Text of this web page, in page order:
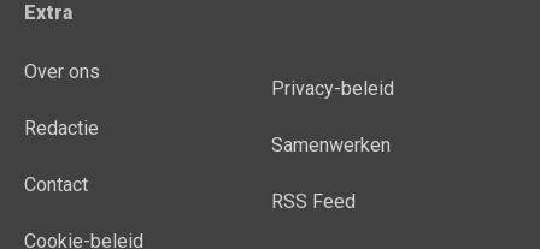
Extra
Over ons
Redactie
Contact
Cookie-beleid
Privacy-beleid
Samenwerken
RSS Feed